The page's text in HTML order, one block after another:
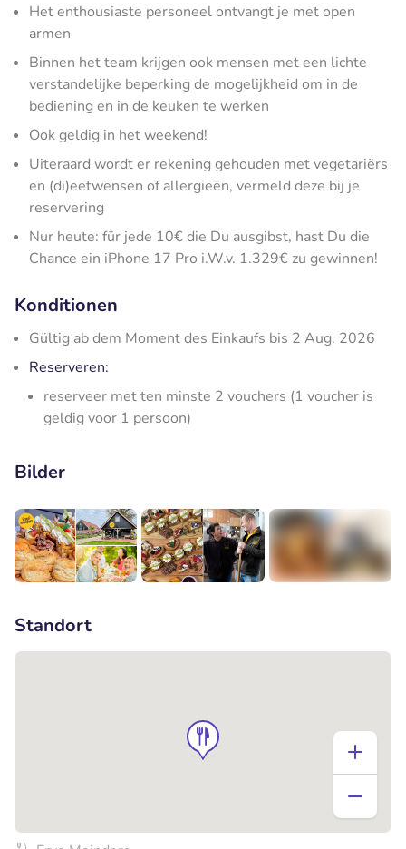
Het enthousiaste personeel ontvangt je met open
armen
Binnen het team krijgen ook mensen met een lichte
verstandelijke beperking de mogelijkheid om in de
bediening en in de keuken te werken
Ook geldig in het weekend!
Uiteraard wordt er rekening gehouden met vegetariërs
en (di)eetwensen of allergieën, vermeld deze bij je
reservering
Nur heute: für jede 10€ die Du ausgibst, hast Du die
Chance ein iPhone 17 Pro i.W.v. 1.329€ zu gewinnen!
Konditionen
Gültig ab dem Moment des Einkaufs bis 2 Aug. 2026
Reserveren:
reserveer met ten minste 2 vouchers (1 voucher is
geldig voor 1 persoon)
Bilder
Standort